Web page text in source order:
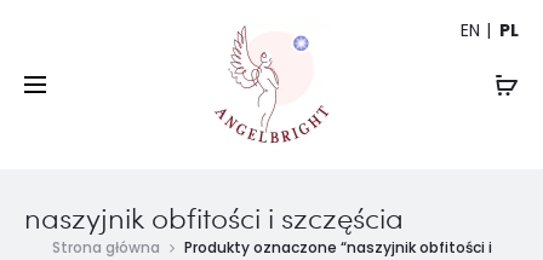
EN PL
naszyjnik obfitości i szczęścia
Strona główna
Produkty oznaczone “naszyjnik obfitości i